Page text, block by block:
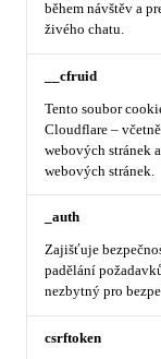
během návštěv a
živého chatu.
__cfruid
Tento soubor
Cloudflare –
webových stránek
webových stránek.
_auth
Zajišťuje
padělání
nezbytný pro
csrftoken